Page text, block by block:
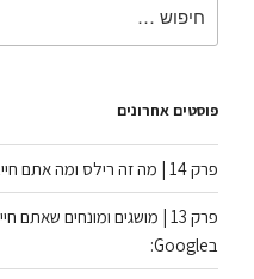
פוסטים אחרונים
פרק 14 | מה זה רילס ומה אתם חייבים לדעת עליו?
פרק 13 | מושגים ומונחים
בGoogle: